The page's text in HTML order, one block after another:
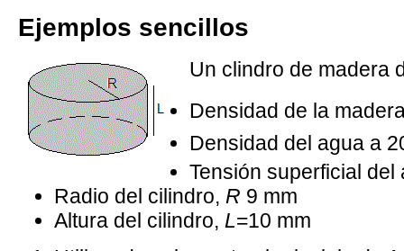
Ejemplos sencillos
Un clindro de madera
Densidad de la
Densidad del agua a
Tensión superficial
Radio del cilindro, R 9 mm
Altura del cilindro, L=10 mm